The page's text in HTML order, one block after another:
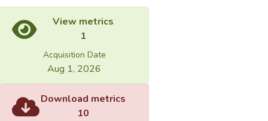
View metrics
1
Acquisition Date
Aug 1, 2026
Download metrics
10